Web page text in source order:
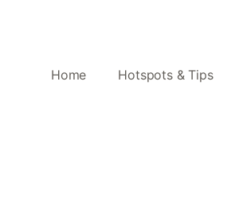
Home Hotspots & Tips